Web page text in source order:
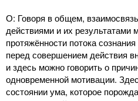
О: Говоря в общем,
действиями и их результатами
протяжённости потока
перед совершением действия
и здесь можно говорить о
одновременной мотивации.
состоянии ума, которое